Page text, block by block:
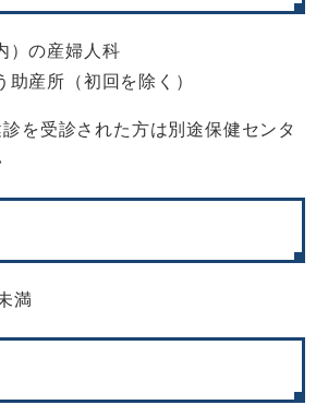
）の産婦人科
助産所（初回を除く）
を受診された方は別途保健センタ
満